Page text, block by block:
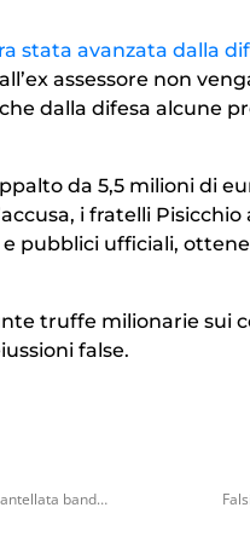
stata avanzata dalla
assessore non
dalla difesa alcune
da 5,5 milioni di
i fratelli
pubblici ufficiali,
truffe milionarie sui
false.
Assalti ai bancomat, maxi blitz dei Carabinieri all’alba: smantellata banda tra Foggiano e Bat